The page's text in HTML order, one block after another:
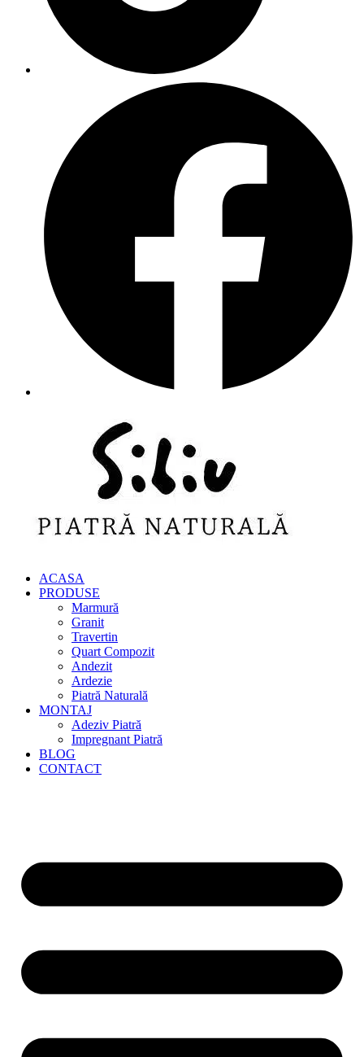
ACASA
PRODUSE
Marmură
Granit
Travertin
Quart Compozit
Andezit
Ardezie
Piatră Naturală
MONTAJ
Adeziv Piatră
Impregnant Piatră
BLOG
CONTACT